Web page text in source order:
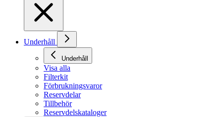
Underhåll
Underhåll
Visa alla
Filterkit
Förbrukningsvaror
Reservdelar
Tillbehör
Reservdelskataloger